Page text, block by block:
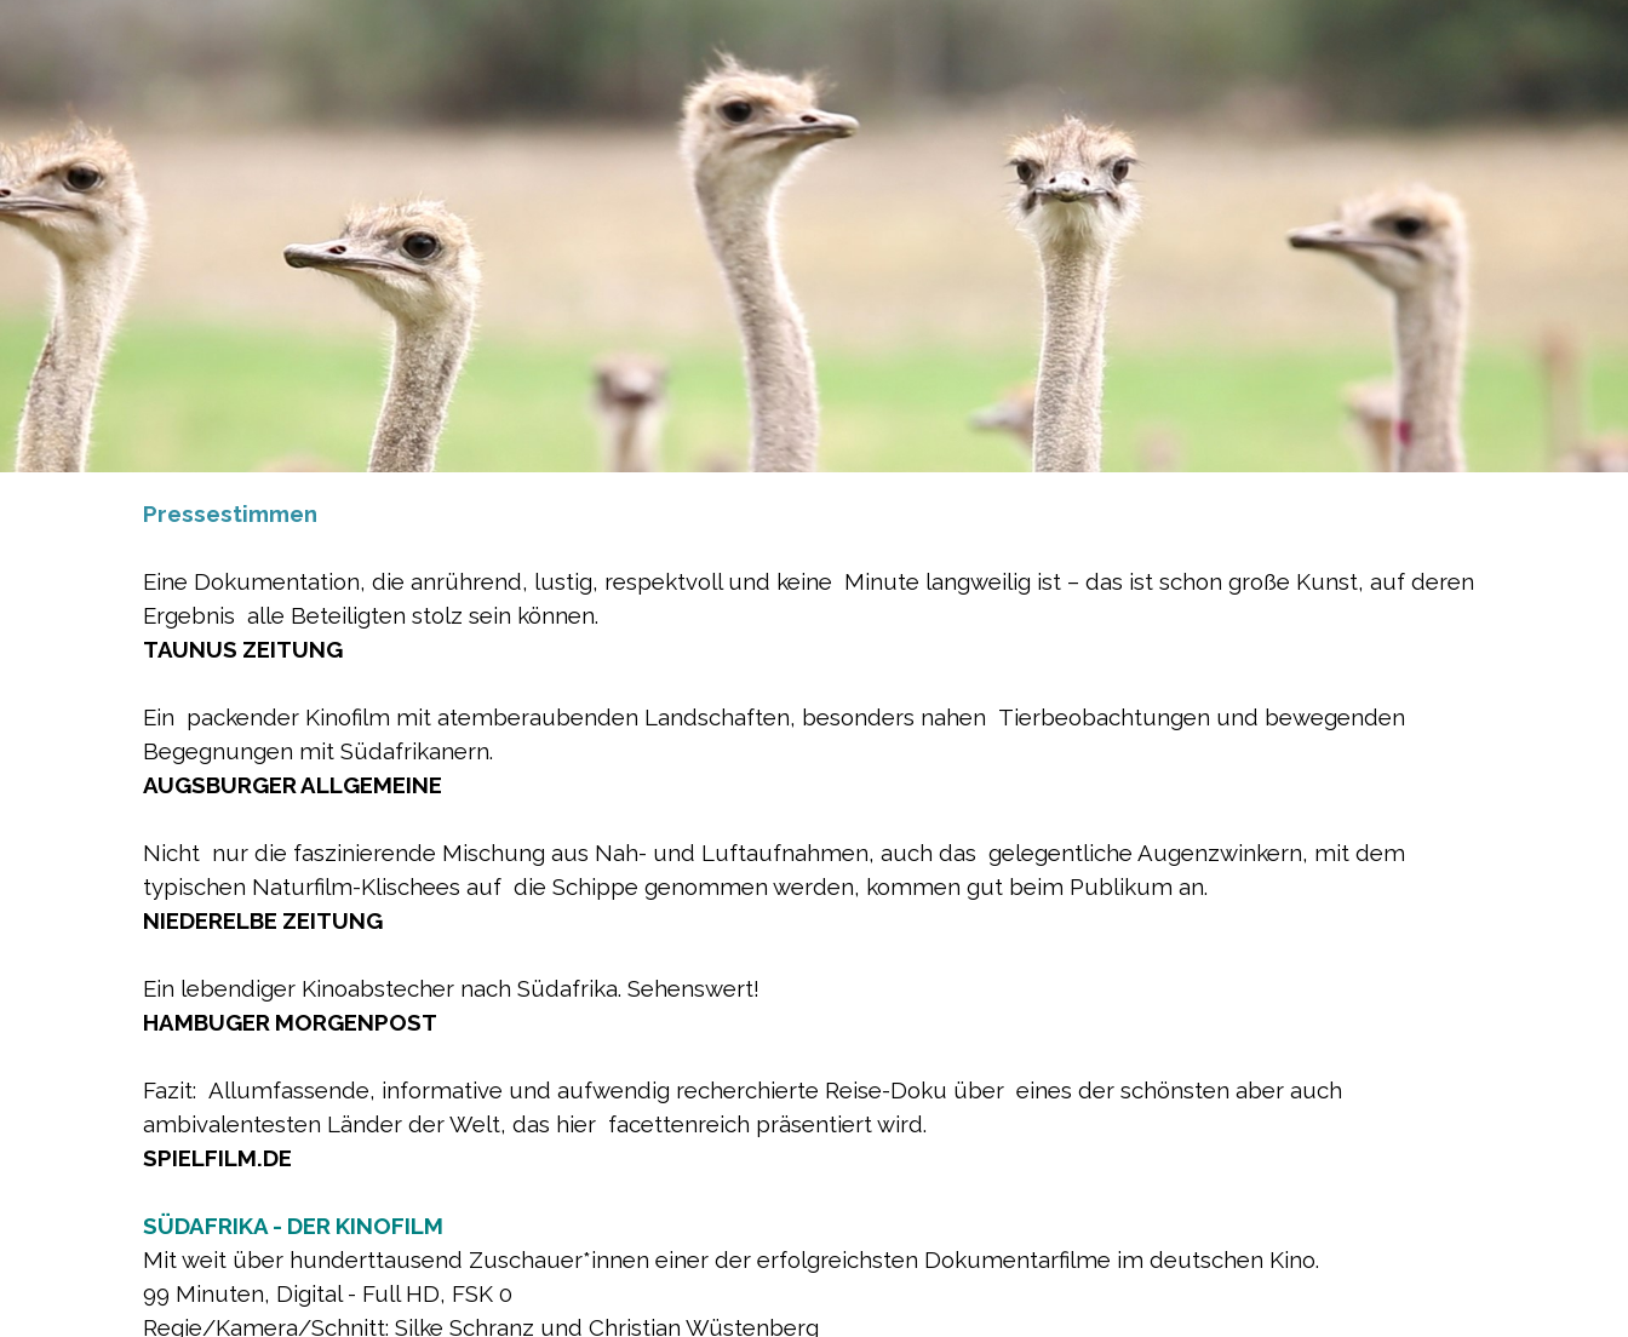
Pressestimmen
Eine Dokumentation, die anrührend, lustig, respektvoll und keine Minute langweilig ist – das ist schon große Kunst, auf deren
Ergebnis alle Beteiligten stolz sein können.
TAUNUS ZEITUNG
Ein packender Kinofilm mit atemberaubenden Landschaften, besonders nahen Tierbeobachtungen und bewegenden
Begegnungen mit Südafrikanern.
AUGSBURGER ALLGEMEINE
Nicht nur die faszinierende Mischung aus Nah- und Luftaufnahmen, auch das gelegentliche Augenzwinkern, mit dem
typischen Naturfilm-Klischees auf die Schippe genommen werden, kommen gut beim Publikum an.
NIEDERELBE ZEITUNG
Ein lebendiger Kinoabstecher nach Südafrika. Sehenswert!
HAMBUGER MORGENPOST
Fazit: Allumfassende, informative und aufwendig recherchierte Reise-Doku über eines der schönsten aber auch
ambivalentesten Länder der Welt, das hier facettenreich präsentiert wird.
SPIELFILM.DE
SÜDAFRIKA - DER KINOFILM
Mit weit über hunderttausend Zuschauer*innen einer der erfolgreichsten Dokumentarfilme im deutschen Kino.
99 Minuten, Digital - Full HD, FSK 0
Regie/Kamera/Schnitt: Silke Schranz und Christian Wüstenberg